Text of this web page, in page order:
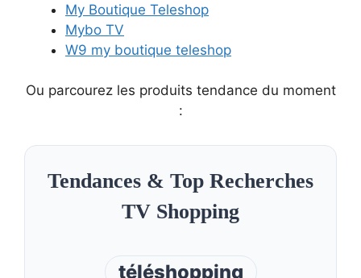
My Boutique Teleshop
Mybo TV
W9 my boutique teleshop
Ou parcourez les produits tendance du moment
:
Tendances & Top Recherches
TV Shopping
téléshopping